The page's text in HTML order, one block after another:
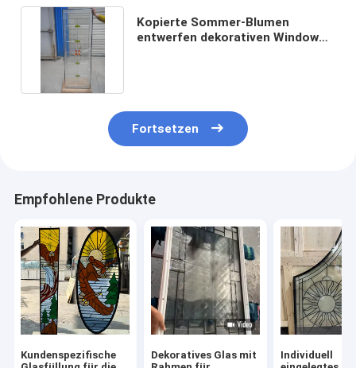
Kopierte Sommer-Blumen
entwerfen dekorativen Windows-
Fortsetzen
Empfohlene Produkte
Kundenspezifische
Dekoratives Glas mit
Individuell